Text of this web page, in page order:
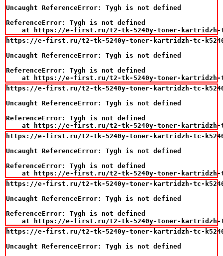
Uncaught ReferenceError: Tygh is not defined
ReferenceError: Tygh is not defined
at https://e-first.ru/t2-tk-5240y-toner-
https://e-first.ru/t2-tk-5240y-toner-kartridzh-tc-k5240y-
Uncaught ReferenceError: Tygh is not defined
ReferenceError: Tygh is not defined
at https://e-first.ru/t2-tk-5240y-toner-
https://e-first.ru/t2-tk-5240y-toner-kartridzh-tc-k5240y-
Uncaught ReferenceError: Tygh is not defined
ReferenceError: Tygh is not defined
at https://e-first.ru/t2-tk-5240y-toner-
https://e-first.ru/t2-tk-5240y-toner-kartridzh-tc-k5240y-
Uncaught ReferenceError: Tygh is not defined
ReferenceError: Tygh is not defined
at https://e-first.ru/t2-tk-5240y-toner-
https://e-first.ru/t2-tk-5240y-toner-kartridzh-tc-k5240y-
Uncaught ReferenceError: Tygh is not defined
ReferenceError: Tygh is not defined
at https://e-first.ru/t2-tk-5240y-toner-
https://e-first.ru/t2-tk-5240y-toner-kartridzh-tc-k5240y-
Uncaught ReferenceError: Tygh is not defined